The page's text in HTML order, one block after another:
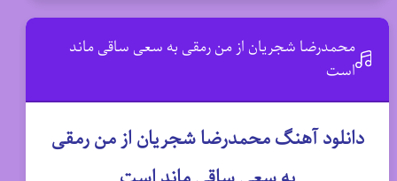
محمدرضا شجریان از من رمقی به سعی ساقی ماند
است
دانلود آهنگ محمدرضا شجریان از من رمقی